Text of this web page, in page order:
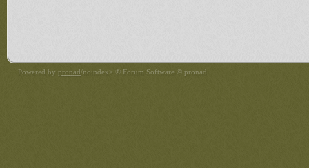
Powered by pronad/noindex> ® Forum Software © pronad